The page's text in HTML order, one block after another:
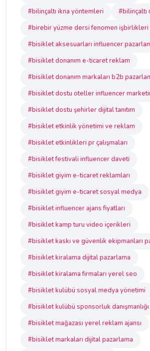
#bilinçaltı ikna yöntemleri
#bilinçaltı
#birebir yüzme dersi fenomen işbirlikleri
#bisiklet aksesuarları influencer
#bisiklet donanım e-ticaret reklam
#bisiklet donanım markaları b2b
#bisiklet dostu oteller influencer
#bisiklet dostu şehirler dijital tanıtım
#bisiklet etkinlik yönetimi ve reklam
#bisiklet etkinlikleri pr çalışmaları
#bisiklet festivali influencer daveti
#bisiklet giyim e-ticaret reklamları
#bisiklet giyim e-ticaret sosyal medya
#bisiklet influencer ajans fiyatları
#bisiklet kamp turu video içerikleri
#bisiklet kaskı ve güvenlik ekipmanları
#bisiklet kiralama dijital pazarlama
#bisiklet kiralama firmaları yerel seo
#bisiklet kulübü sosyal medya yönetimi
#bisiklet kulübü sponsorluk danışmanlığı
#bisiklet mağazası yerel reklam ajansı
#bisiklet markaları dijital pazarlama